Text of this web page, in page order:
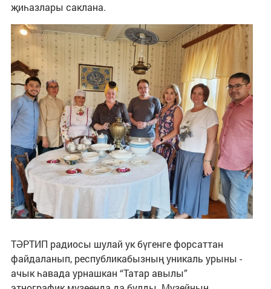
җиһазлары саклана.
ТӘРТИП радиосы шулай ук бүгенге форсаттан
файдаланып, республикабызның уникаль урыны -
ачык һавада урнашкан “Татар авылы”